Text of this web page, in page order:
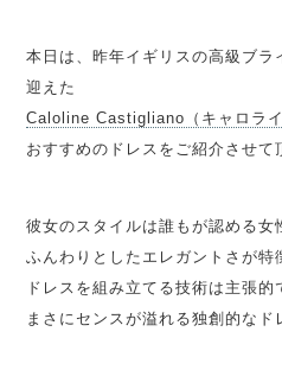
本日は、昨年イギリスの高級ブラ
迎えた
Caloline Castigliano（キャロラ
おすすめのドレスをご紹介させて
彼女のスタイルは誰もが認める女
ふんわりとしたエレガントさが特
ドレスを組み立てる技術は主張的
まさにセンスが溢れる独創的なド